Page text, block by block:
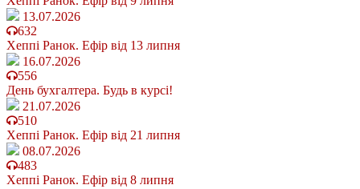
13.07.2026
632
Хеппі Ранок. Ефір від 13 липня
16.07.2026
556
День бухгалтера. Будь в курсі!
21.07.2026
510
Хеппі Ранок. Ефір від 21 липня
08.07.2026
483
Хеппі Ранок. Ефір від 8 липня